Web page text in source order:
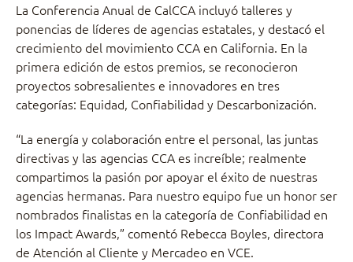
La Conferencia Anual de CalCCA incluyó talleres y
ponencias de líderes de agencias estatales, y destacó el
crecimiento del movimiento CCA en California. En la
primera edición de estos premios, se reconocieron
proyectos sobresalientes e innovadores en tres
categorías: Equidad, Confiabilidad y Descarbonización.
“La energía y colaboración entre el personal, las juntas
directivas y las agencias CCA es increíble; realmente
compartimos la pasión por apoyar el éxito de nuestras
agencias hermanas. Para nuestro equipo fue un honor ser
nombrados finalistas en la categoría de Confiabilidad en
los Impact Awards,” comentó Rebecca Boyles, directora
de Atención al Cliente y Mercadeo en VCE.